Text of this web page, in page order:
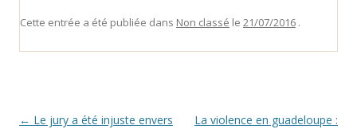
Cette entrée a été publiée dans Non classé le 21/07/2016 .
Navigation
← Le jury a été injuste envers
La violence en guadeloupe :